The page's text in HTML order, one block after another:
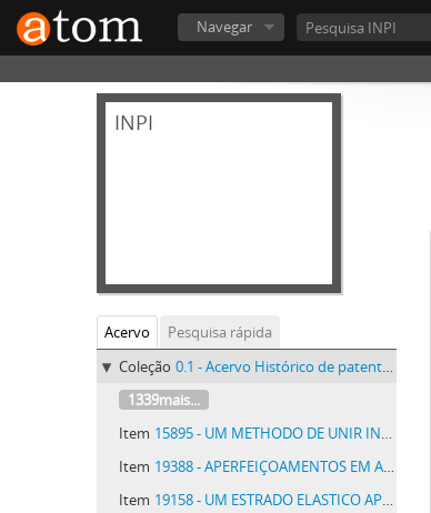
Navegar
INPI
Acervo
Pesquisa rápida
Coleção 0.1 - Acervo Histórico de patentes do INPI - Acervo Histórico de patentes do INPI
1339mais...
Item 15895 - UM METHODO DE UNIR INTEGRALMENTE DOIS CORPOS METALLICOS
Item 19388 - APERFEIÇOAMENTOS EM APPARELHOS DE ILLUMINAÇÃO
Item 19158 - UM ESTRADO ELASTICO APERFEIÇOADO PARA CAMAS